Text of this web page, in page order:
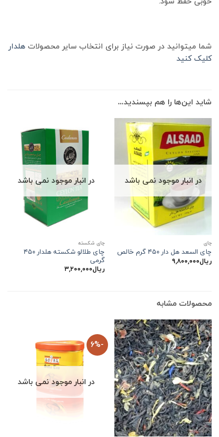
شما میتوانید در صورت نیاز برای انتخاب سایر محصولاتهلدار
کلیک کنید
شاید این‌ها را هم بپسندید…
در انبار موجود نمی باشد
چاي
چای السعد هل دار ۴۵۰ گرم خالص
ریال۹,۸۰۰,۰۰۰
در انبار موجود نمی باشد
چای شکسته
چای طلالو شکسته هلدار ۴۵۰
گرمی
ریال۳,۲۰۰,۰۰۰
محصولات مشابه
-6%
در انبار موجود نمی باشد